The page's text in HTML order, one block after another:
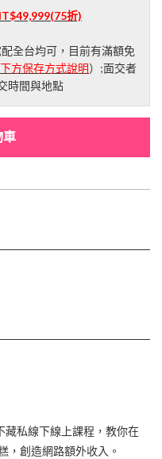
(75折)
全台均可，目前有滿額免
方保存方式說明）;面交者
時間與地點
車
藏私線下線上課程，教你在
，創造網路額外收入。